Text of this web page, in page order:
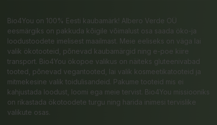
Bio4You on 100% Eesti kaubamärk! Albero Verde OÜ
eesmärgiks on pakkuda kõigile võimalust osa saada öko-ja
loodustoodete imelisest maailmast. Meie eeliseks on väga lai
valik ökotooteid, põnevad kaubamärgid ning e-poe kiire
transport. Bio4You ökopoe valikus on näiteks gluteenivabad
tooted, põnevad vegantooted, lai valik kosmeetikatooteid ja
mitmekesine valik toidulisandeid. Pakume tooteid mis ei
kahjustada loodust, loomi ega meie tervist. Bio4You missiooniks
on rikastada ökotoodete turgu ning harida inimesi tervislike
valikute osas.